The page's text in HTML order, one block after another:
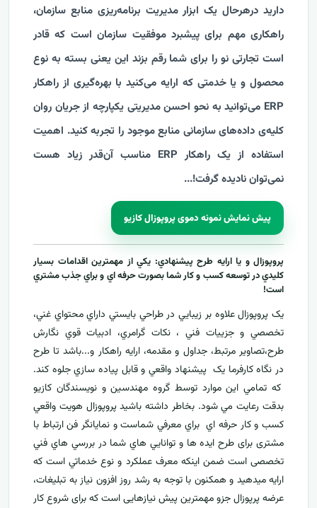
دارید درهرحال یک ابزار مدیریت برنامه‌ریزی منابع سازمان،
راهکاری مهم برای پیشبرد موفقیت سازمان است که قادر
است تجارتی نو را برای شما رقم بزند این یعنی بسته به نوع
محصول و یا خدمتی که ارایه می‌کنید با بهره‌گیری از راهکار
ERP می‌توانید به نحو احسن مدیریتی یکپارچه از جریان روان
کلیه‌ی داده‌های سازمانی منابع موجود را تجربه کنید. اهمیت
استفاده از یک راهکار ERP مناسب آن‌قدر زیاد هست
نمی‌توان نادیده گرفت!...
پیش نمایش نمونه دموی پروپوزال کازیو
پروپوزال و يا ارايه طرح پيشنهادي: يکي از مهمترين اقدامات بسيار
کليدي در توسعه کسب و کار شما بصورت حرفه اي و براي جذب مشتري
است!
يک پروپوزال علاوه بر زيبايي در طراحي بايستي داراي محتواي غني،
تخصصي و جزييات فني ، نکات گرامري، ادبيات قوي نگارش
طرح،تصاوير مرتبط، جداول و مقدمه، ارایه راهکار و...باشد تا طرح
در نگاه کارفرما يک پيشنهاد واقعي و قابل پياده سازي جلوه کند.
که تمامي اين موارد توسط گروه مهندسين و نويسندگان کازيو
بدقت رعايت مي شود. بخاطر داشته باشيد پروپوزال هويت واقعي
کسب و کار حرفه اي براي معرفيشماست و نمایانگر فن ارتباط با
مشتری برای طرح ايده ها و توانايي هاي شما در بررسي هاي فني
تخصصی است ضمن اینکه معرف عملکرد و نوع خدماتي است که
ارايه ميدهید و همکنون با توجه به رشد روز افزون نياز به تبليغات،
عرضه پرپوزال جزو مهمترين پیش نیازهایی است که برای شروع کار